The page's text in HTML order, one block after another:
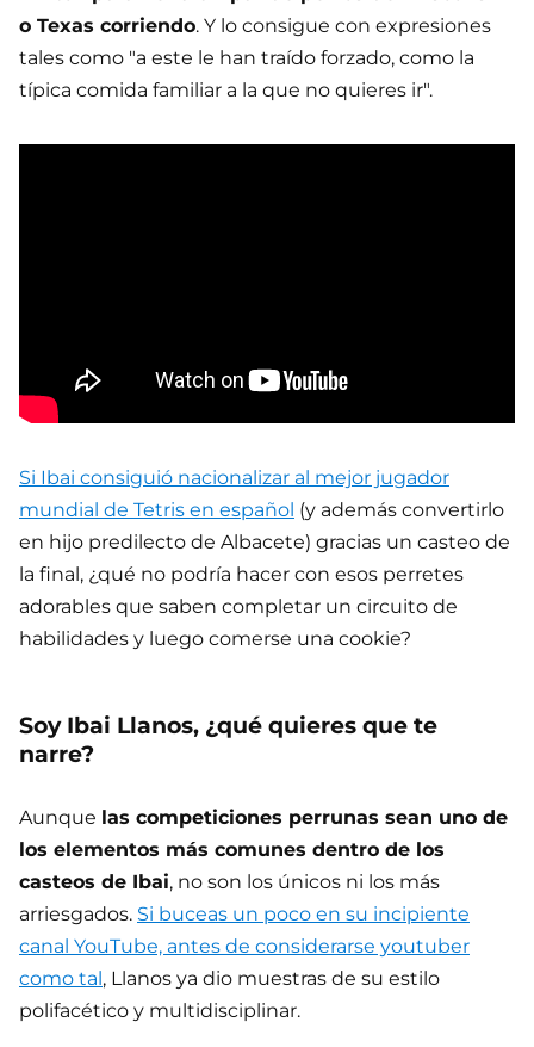
o Texas corriendo. Y lo consigue con expresiones
tales como "a este le han traído forzado, como la
típica comida familiar a la que no quieres ir".
Si Ibai consiguió nacionalizar al mejor jugador
mundial de Tetris en español (y además convertirlo
en hijo predilecto de Albacete) gracias un casteo de
la final, ¿qué no podría hacer con esos perretes
adorables que saben completar un circuito de
habilidades y luego comerse una cookie?
Soy Ibai Llanos, ¿qué quieres que te
narre?
Aunque las competiciones perrunas sean uno de
los elementos más comunes dentro de los
casteos de Ibai, no son los únicos ni los más
arriesgados. Si buceas un poco en su incipiente
canal YouTube, antes de considerarse youtuber
como tal , Llanos ya dio muestras de su estilo
polifacético y multidisciplinar.